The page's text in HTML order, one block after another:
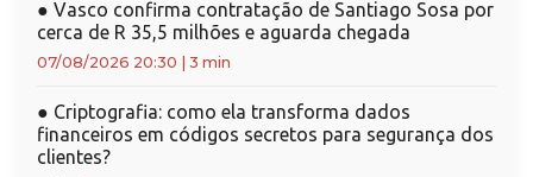
● Vasco confirma contratação de Santiago Sosa por
cerca de R 35,5 milhões e aguarda chegada
07/08/2026 20:30 3 min
● Criptografia: como ela transforma dados
financeiros em códigos secretos para segurança dos
clientes?